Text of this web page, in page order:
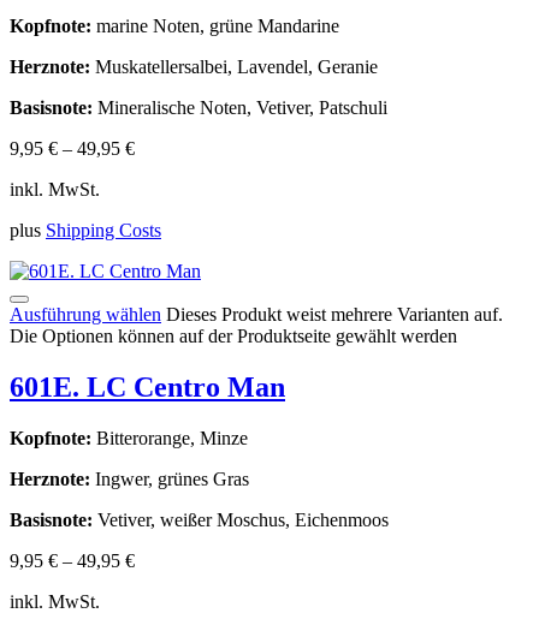
Kopfnote: marine Noten, grüne Mandarine
Herznote: Muskatellersalbei, Lavendel, Geranie
Basisnote: Mineralische Noten, Vetiver, Patschuli
9,95 € – 49,95 €
inkl. MwSt.
plus Shipping Costs
Ausführung wählen Dieses Produkt weist mehrere Varianten auf.
Die Optionen können auf der Produktseite gewählt werden
601E. LC Centro Man
Kopfnote: Bitterorange, Minze
Herznote: Ingwer, grünes Gras
Basisnote: Vetiver, weißer Moschus, Eichenmoos
9,95 € – 49,95 €
inkl. MwSt.